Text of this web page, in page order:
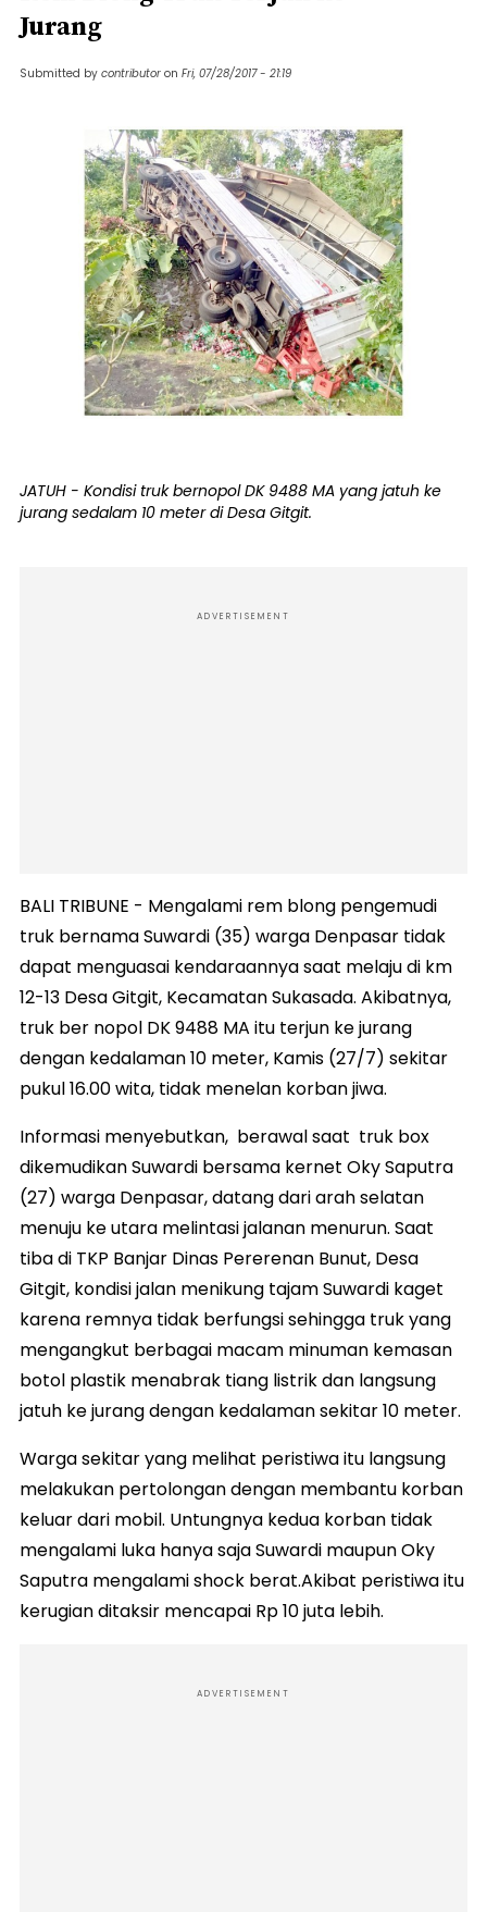
Jurang
Submitted by contributor on Fri, 07/28/2017 - 21:19
JATUH - Kondisi truk bernopol DK 9488 MA yang jatuh ke
jurang sedalam 10 meter di Desa Gitgit.
ADVERTISEMENT
BALI TRIBUNE - Mengalami rem blong pengemudi
truk bernama Suwardi (35) warga Denpasar tidak
dapat menguasai kendaraannya saat melaju di km
12-13 Desa Gitgit, Kecamatan Sukasada. Akibatnya,
truk ber nopol DK 9488 MA itu terjun ke jurang
dengan kedalaman 10 meter, Kamis (27/7) sekitar
pukul 16.00 wita, tidak menelan korban jiwa.
Informasi menyebutkan, berawal saat truk box
dikemudikan Suwardi bersama kernet Oky Saputra
(27) warga Denpasar, datang dari arah selatan
menuju ke utara melintasi jalanan menurun. Saat
tiba di TKP Banjar Dinas Pererenan Bunut, Desa
Gitgit, kondisi jalan menikung tajam Suwardi kaget
karena remnya tidak berfungsi sehingga truk yang
mengangkut berbagai macam minuman kemasan
botol plastik menabrak tiang listrik dan langsung
jatuh ke jurang dengan kedalaman sekitar 10 meter.
Warga sekitar yang melihat peristiwa itu langsung
melakukan pertolongan dengan membantu korban
keluar dari mobil. Untungnya kedua korban tidak
mengalami luka hanya saja Suwardi maupun Oky
Saputra mengalami shock berat.Akibat peristiwa itu
kerugian ditaksir mencapai Rp 10 juta lebih.
ADVERTISEMENT